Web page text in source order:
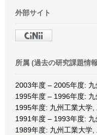
外部サイト
所属 (過去の研究課題情
2003年度 – 2005年度:
1995年度 – 1996年度:
1995年度: 九州工業大学
1991年度 – 1993年度:
1989年度: 九州工業大学